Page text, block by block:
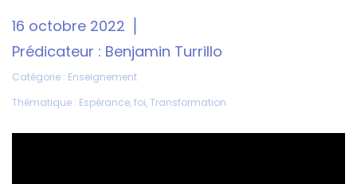
16 octobre 2022
Prédicateur : Benjamin Turrillo
Catégorie : Enseignement
Thématique : Espérance,foi,Transformation